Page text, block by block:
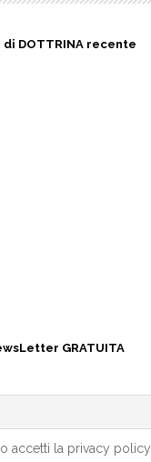
DOTTRINA recente
GRATUITA
accetti la privacy policy